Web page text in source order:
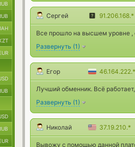
Сергей 91.206.168.*
Все прошло на высшем уровне ,
Развернуть (1)
Егор 46.164.222.*
Лучший обменник. Всё
Развернуть (1)
Николай 37.19.210.*
Вывожу с помощью данной